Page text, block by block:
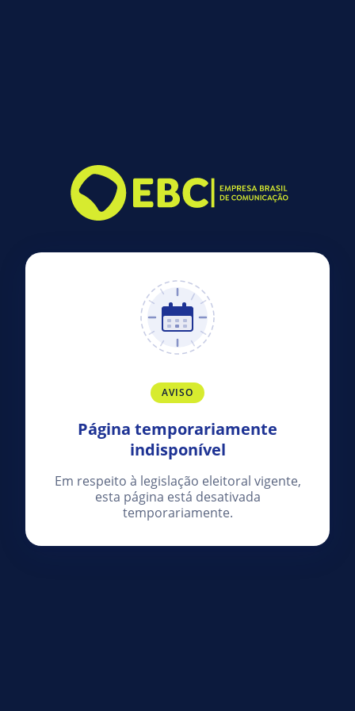
AVISO
Página temporariamente
indisponível
Em respeito à legislação eleitoral vigente,
esta página está desativada
temporariamente.